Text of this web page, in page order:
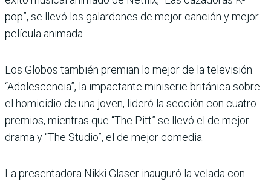
pop”, se llevó los galardones de mejor canción y mejor
película animada.
Los Globos también premian lo mejor de la televisión.
“Adolescencia”, la impactante miniserie británica sobre
el homicidio de una joven, lideró la sección con cuatro
premios, mientras que “The Pitt” se llevó el de mejor
drama y “The Studio”, el de mejor comedia.
La presentadora Nikki Glaser inauguró la velada con